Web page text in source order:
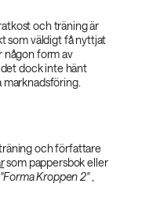
och träning är
som väldigt få nyttjat
någon form av
det dock inte hänt
marknadsföring.
och författare
som pappersbok eller
"Forma Kroppen 2"‌,